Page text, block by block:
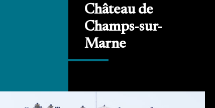
Château de
Champs-sur-
Marne